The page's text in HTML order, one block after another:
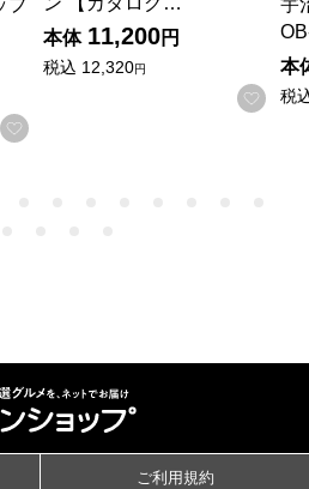
プ
お気に入りに登録する
本体 11,200円
税込 12,320円
お気
宇
本
税
ご利用規約